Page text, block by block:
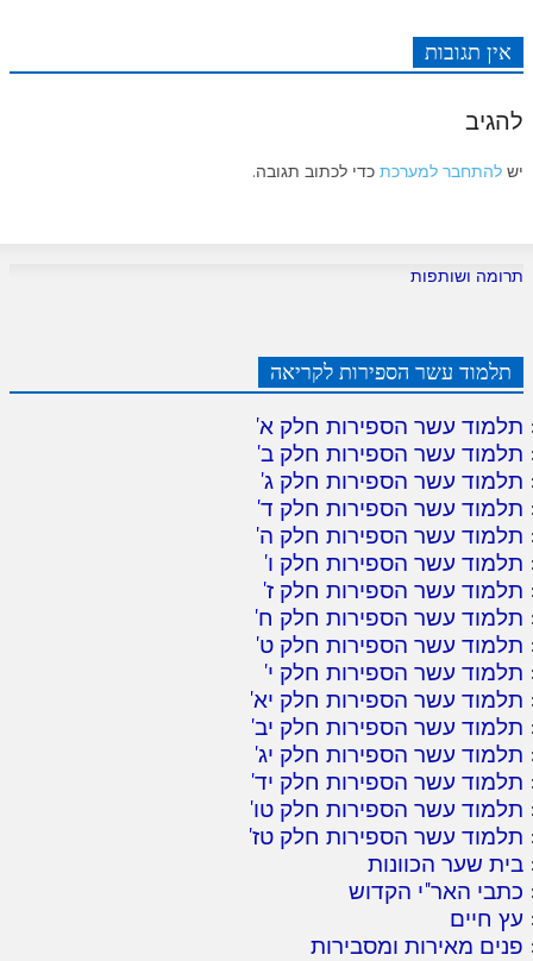
אין תגובות
להגיב
יש להתחבר למערכת כדי לכתוב תגובה.
תרומה ושותפות
תלמוד עשר הספירות לקריאה
תלמוד עשר הספירות חלק א'
תלמוד עשר הספירות חלק ב'
תלמוד עשר הספירות חלק ג'
תלמוד עשר הספירות חלק ד'
תלמוד עשר הספירות חלק ה'
תלמוד עשר הספירות חלק ו'
תלמוד עשר הספירות חלק ז'
תלמוד עשר הספירות חלק ח'
תלמוד עשר הספירות חלק ט'
תלמוד עשר הספירות חלק י'
תלמוד עשר הספירות חלק יא'
תלמוד עשר הספירות חלק יב'
תלמוד עשר הספירות חלק יג'
תלמוד עשר הספירות חלק יד'
תלמוד עשר הספירות חלק טו'
תלמוד עשר הספירות חלק טז'
בית שער הכוונות
כתבי האר"י הקדוש
עץ חיים
פנים מאירות ומסבירות